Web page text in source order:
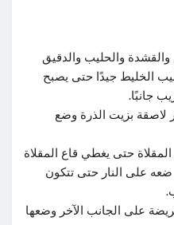
والحليب والدقيق
الخليط جيدًا حتى يصبح
جانبًا.
لاصقة بزيت الذرة وضع
حتى يغطي قاع المقلاة
على النار حتى تتكون
على الجانب الآخر وضعها